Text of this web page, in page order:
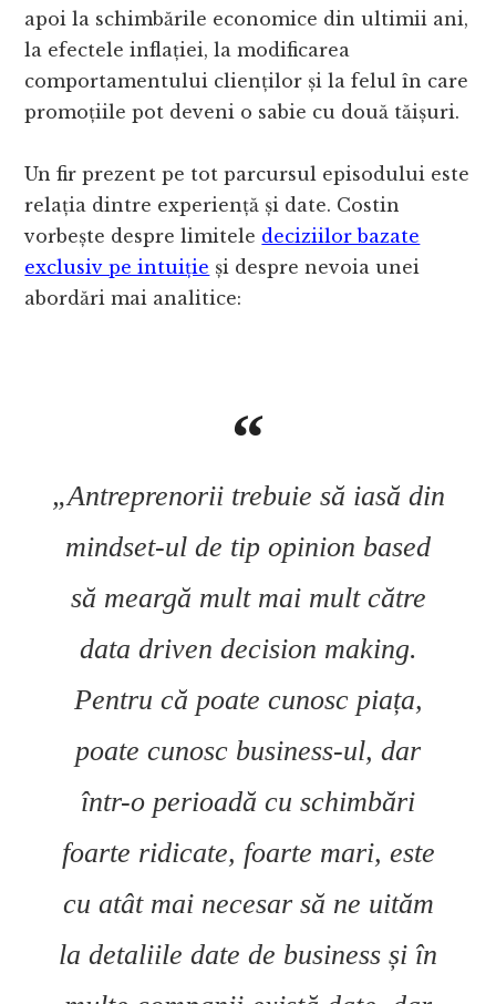
apoi la schimbările economice din ultimii ani,
la efectele inflației, la modificarea
comportamentului clienților și la felul în care
promoțiile pot deveni o sabie cu două tăișuri.
Un fir prezent pe tot parcursul episodului este
relația dintre experiență și date. Costin
vorbește despre limitele deciziilor bazate
exclusiv pe intuiție și despre nevoia unei
abordări mai analitice:
„Antreprenorii trebuie să iasă din
mindset-ul de tip opinion based
să meargă mult mai mult către
data driven decision making.
Pentru că poate cunosc piața,
poate cunosc business-ul, dar
într-o perioadă cu schimbări
foarte ridicate, foarte mari, este
cu atât mai necesar să ne uităm
la detaliile date de business și în